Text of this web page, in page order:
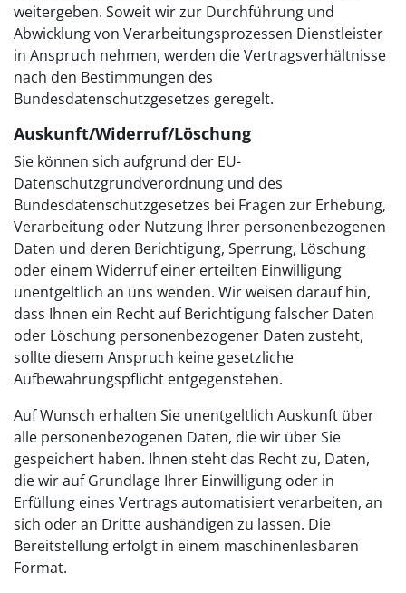
weitergeben. Soweit wir zur Durchführung und
Abwicklung von Verarbeitungsprozessen Dienstleister
in Anspruch nehmen, werden die Vertragsverhältnisse
nach den Bestimmungen des
Bundesdatenschutzgesetzes geregelt.
Auskunft/Widerruf/Löschung
Sie können sich aufgrund der EU-
Datenschutzgrundverordnung und des
Bundesdatenschutzgesetzes bei Fragen zur Erhebung,
Verarbeitung oder Nutzung Ihrer personenbezogenen
Daten und deren Berichtigung, Sperrung, Löschung
oder einem Widerruf einer erteilten Einwilligung
unentgeltlich an uns wenden. Wir weisen darauf hin,
dass Ihnen ein Recht auf Berichtigung falscher Daten
oder Löschung personenbezogener Daten zusteht,
sollte diesem Anspruch keine gesetzliche
Aufbewahrungspflicht entgegenstehen.
Auf Wunsch erhalten Sie unentgeltlich Auskunft über
alle personenbezogenen Daten, die wir über Sie
gespeichert haben. Ihnen steht das Recht zu, Daten,
die wir auf Grundlage Ihrer Einwilligung oder in
Erfüllung eines Vertrags automatisiert verarbeiten, an
sich oder an Dritte aushändigen zu lassen. Die
Bereitstellung erfolgt in einem maschinenlesbaren
Format.